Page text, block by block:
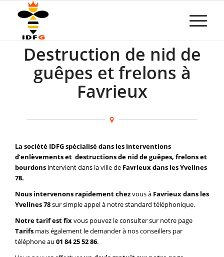
Destruction de nid de
guêpes et frelons à
Favrieux
La société IDFG spécialisé dans les interventions
d’enlèvements et destructions de nid de guêpes, frelons et
bourdons intervient dans la ville de Favrieux dans les Yvelines
78.
Nous intervenons rapidement chezvous à Favrieux dans les
Yvelines 78sur simple appel à notre standard téléphonique.
Notre tarif est fixvous pouvez le consulter sur notre page
Tarifs mais également le demander à nos conseillers par
téléphone au 01 84 25 52 86.